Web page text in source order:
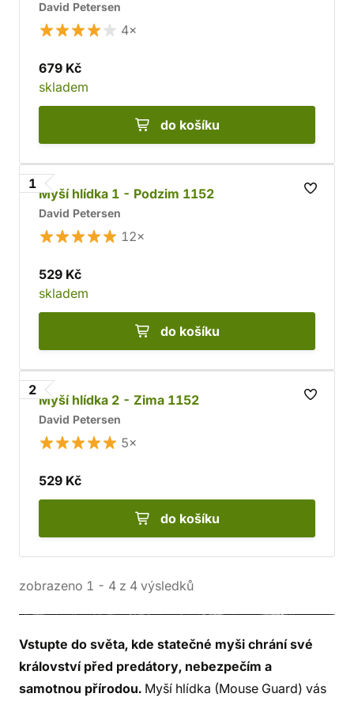
David Petersen
4×
679 Kč
skladem
do košíku
1
Myší hlídka 1 - Podzim 1152
David Petersen
12×
529 Kč
skladem
do košíku
2
Myší hlídka 2 - Zima 1152
David Petersen
5×
529 Kč
do košíku
zobrazeno 1 - 4 z 4 výsledků
Vstupte do světa, kde statečné myši chrání své
království před predátory, nebezpečím a
samotnou přírodou. Myší hlídka (Mouse Guard) vás